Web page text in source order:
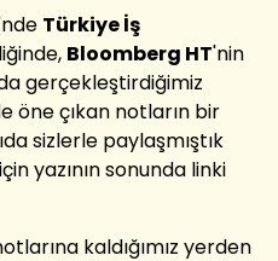
Türkiye İş
Bloomberg HT'nin
gerçekleştirdiğimiz
öne çıkan notların bir
sizlerle paylaşmıştık
yazının sonunda linki
kaldığımız yerden